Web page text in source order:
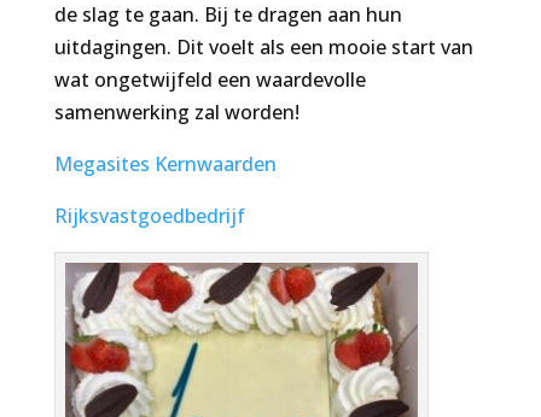
de slag te gaan. Bij te dragen aan hun
uitdagingen. Dit voelt als een mooie start van
wat ongetwijfeld een waardevolle
samenwerking zal worden!
Megasites Kernwaarden
Rijksvastgoedbedrijf